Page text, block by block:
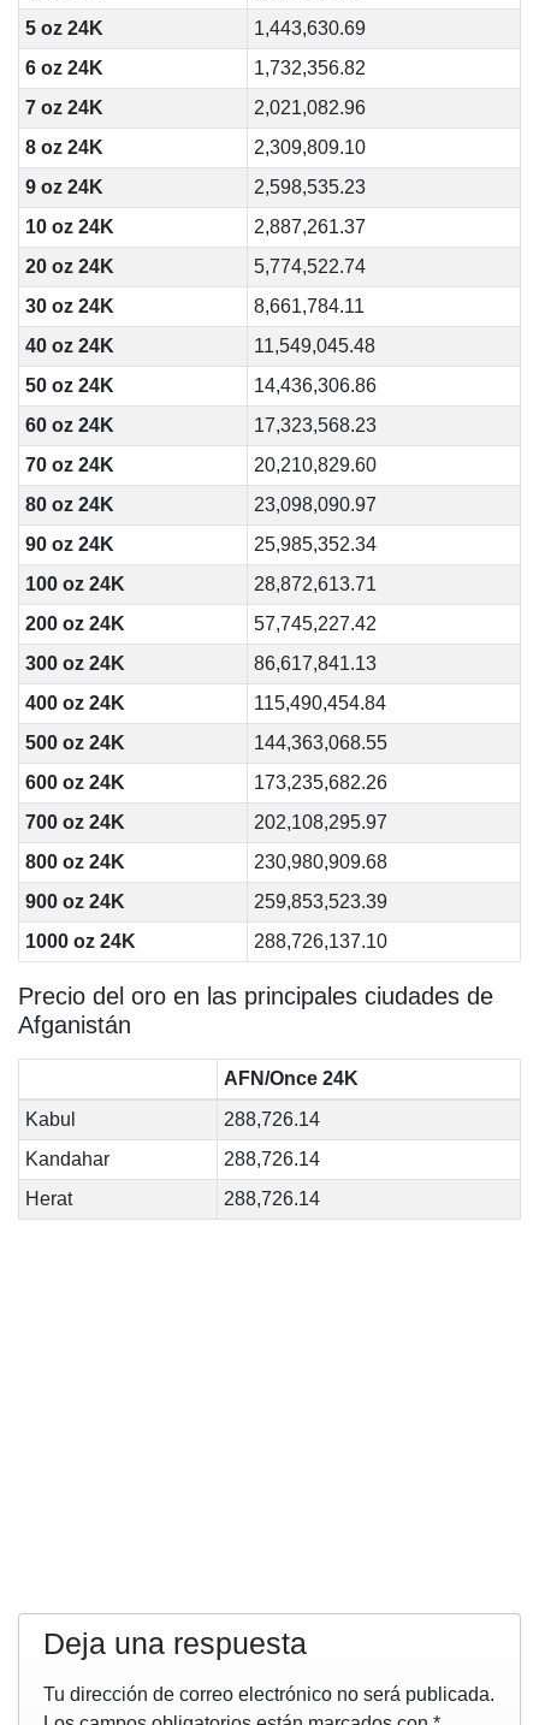
5 oz 24K
1,443,630.69
6 oz 24K
1,732,356.82
7 oz 24K
2,021,082.96
8 oz 24K
2,309,809.10
9 oz 24K
2,598,535.23
10 oz 24K
2,887,261.37
20 oz 24K
5,774,522.74
30 oz 24K
8,661,784.11
40 oz 24K
11,549,045.48
50 oz 24K
14,436,306.86
60 oz 24K
17,323,568.23
70 oz 24K
20,210,829.60
80 oz 24K
23,098,090.97
90 oz 24K
25,985,352.34
100 oz 24K
28,872,613.71
200 oz 24K
57,745,227.42
300 oz 24K
86,617,841.13
400 oz 24K
115,490,454.84
500 oz 24K
144,363,068.55
600 oz 24K
173,235,682.26
700 oz 24K
202,108,295.97
800 oz 24K
230,980,909.68
900 oz 24K
259,853,523.39
1000 oz 24K
288,726,137.10
Precio del oro en las principales ciudades de
Afganistán
AFN/Once 24K
Kabul
288,726.14
Kandahar
288,726.14
Herat
288,726.14
Deja una respuesta
Tu dirección de correo electrónico no será publicada.